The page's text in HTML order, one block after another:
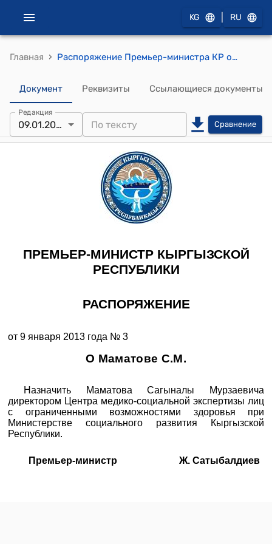
KG RU
Главная › Распоряжение Премьер-министра КР от 9 января 2013 года № 3 "О Маматове С.М."
Документ Реквизиты Ссылающиеся документы
Редакция
09.01.2013 Сравнение